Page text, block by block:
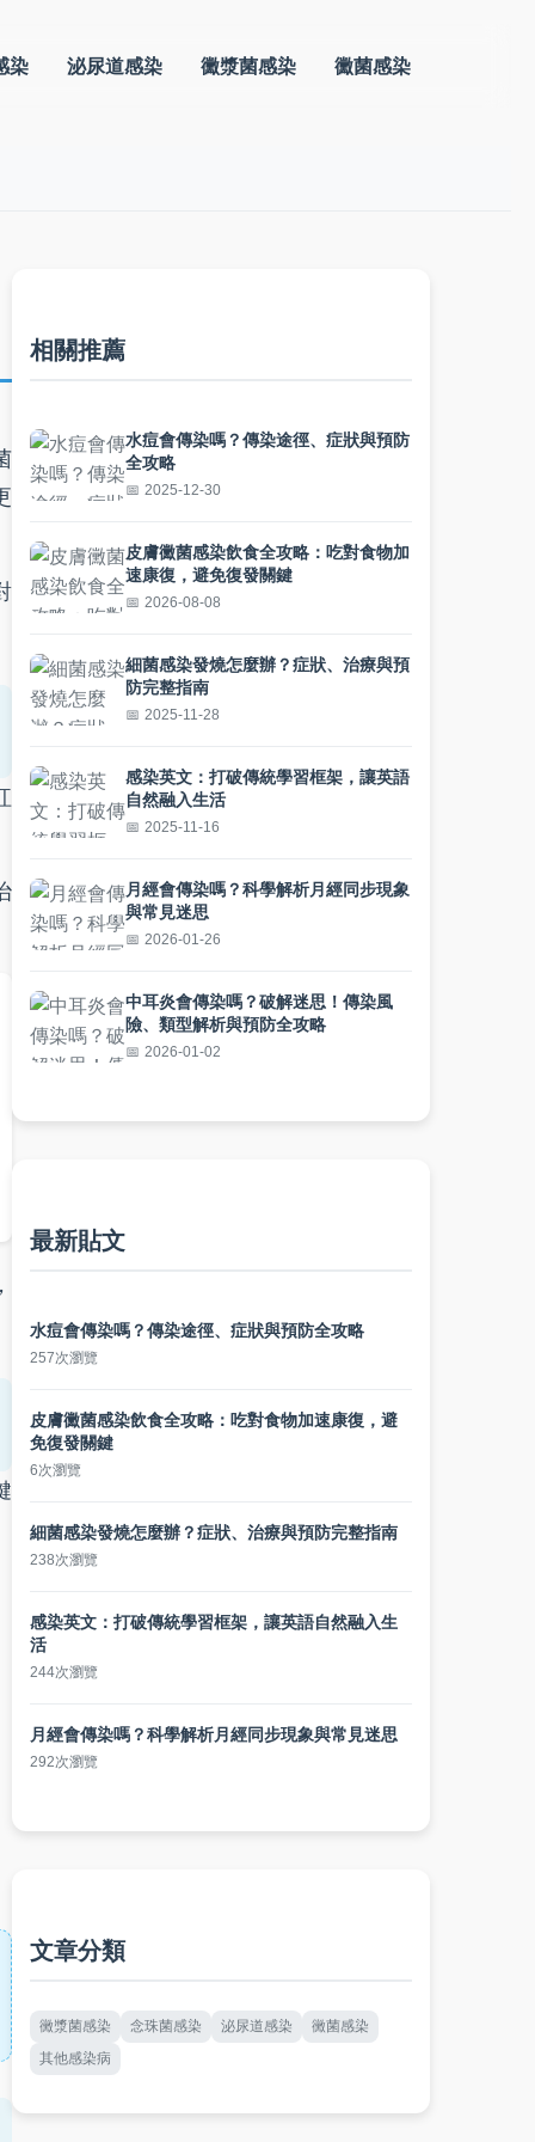
染 泌尿道感染 黴漿菌感染 黴菌感染
相關推薦
水痘會傳染嗎？傳染途徑、症狀與預防
全攻略
2025-12-30
皮膚黴菌感染飲食全攻略：吃對食物加
速康復，避免復發關鍵
2026-08-08
細菌感染發燒怎麼辦？症狀、治療與預
防完整指南
2025-11-28
感染英文：打破傳統學習框架，讓英語
自然融入生活
2025-11-16
月經會傳染嗎？科學解析月經同步現象
與常見迷思
2026-01-26
中耳炎會傳染嗎？破解迷思！傳染風
險、類型解析與預防全攻略
2026-01-02
最新貼文
水痘會傳染嗎？傳染途徑、症狀與預防全攻略
257次瀏覽
皮膚黴菌感染飲食全攻略：吃對食物加速康復，避
免復發關鍵
6次瀏覽
細菌感染發燒怎麼辦？症狀、治療與預防完整指南
238次瀏覽
感染英文：打破傳統學習框架，讓英語自然融入生
活
244次瀏覽
月經會傳染嗎？科學解析月經同步現象與常見迷思
292次瀏覽
文章分類
黴漿菌感染 念珠菌感染 泌尿道感染
黴菌感染
其他感染病